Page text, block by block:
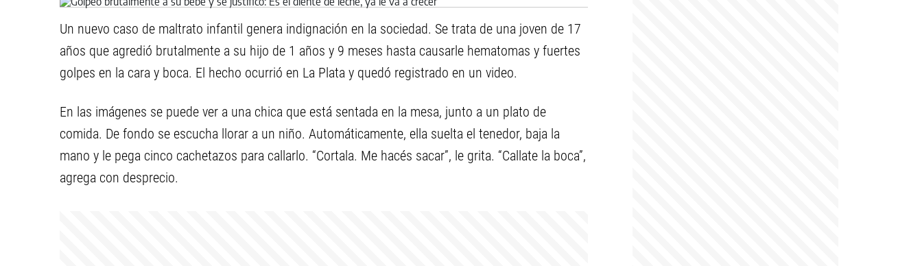
Un nuevo caso de maltrato infantil genera indignación en la sociedad. Se trata de una joven de 17
años que agredió brutalmente a su hijo de 1 años y 9 meses hasta causarle hematomas y fuertes
golpes en la cara y boca. El hecho ocurrió en La Plata y quedó registrado en un video.
En las imágenes se puede ver a una chica que está sentada en la mesa, junto a un plato de
comida. De fondo se escucha llorar a un niño. Automáticamente, ella suelta el tenedor, baja la
mano y le pega cinco cachetazos para callarlo. “Cortala. Me hacés sacar”, le grita. “Callate la boca”,
agrega con desprecio.